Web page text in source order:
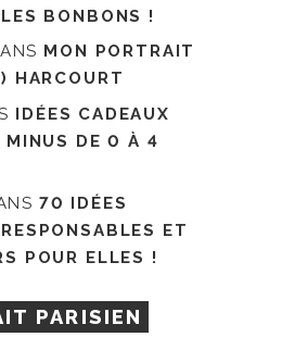
BONBONS !
MON PORTRAIT
HARCOURT
IDÉES CADEAUX
MINUS DE 0 À 4
70 IDÉES
ET
POUR ELLES !
PARISIEN